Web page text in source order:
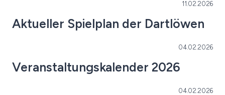
11.02.2026
Aktueller Spielplan der Dartlöwen
04.02.2026
Veranstaltungskalender 2026
04.02.2026